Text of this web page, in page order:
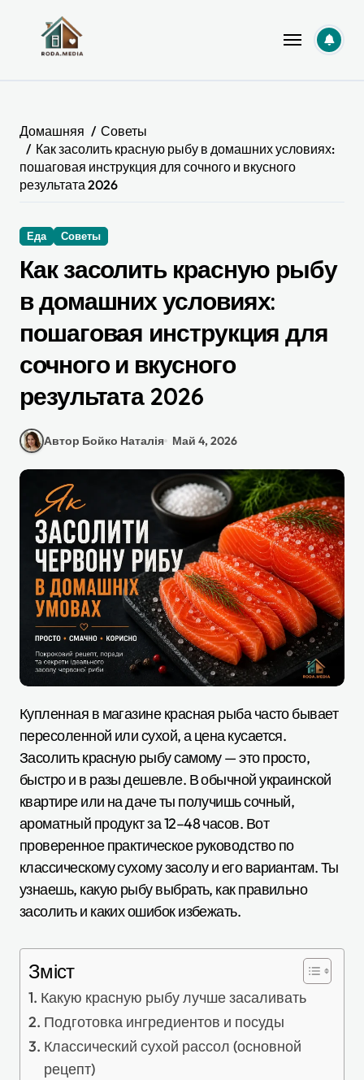
содержанию
Домашняя
Советы
Как засолить красную рыбу в домашних условиях:
пошаговая инструкция для сочного и вкусного
результата 2026
Еда Советы
Как засолить красную рыбу
в домашних условиях:
пошаговая инструкция для
сочного и вкусного
результата 2026
Автор Бойко Наталія Май 4, 2026
Купленная в магазине красная рыба часто бывает
пересоленной или сухой, а цена кусается.
Засолить красную рыбу самому — это просто,
быстро и в разы дешевле. В обычной украинской
квартире или на даче ты получишь сочный,
ароматный продукт за 12–48 часов. Вот
проверенное практическое руководство по
классическому сухому засолу и его вариантам. Ты
узнаешь, какую рыбу выбрать, как правильно
засолить и каких ошибок избежать.
Зміст
Какую красную рыбу лучше засаливать
Подготовка ингредиентов и посуды
Классический сухой рассол (основной
рецепт)